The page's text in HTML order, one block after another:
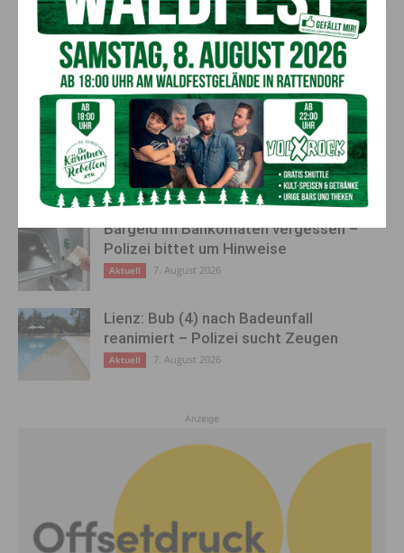
Plattform
AKTUELLES
„Sein Charakter bleibt unersetzbar“ –
Fußballverein nimmt Abschied
Aktuell 7. August 2026
Bargeld im Bankomaten vergessen –
Polizei bittet um Hinweise
Aktuell 7. August 2026
Lienz: Bub (4) nach Badeunfall
reanimiert – Polizei sucht Zeugen
Aktuell 7. August 2026
Anzeige